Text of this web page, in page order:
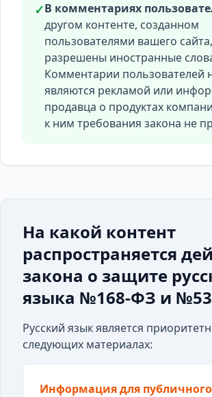
✓В комментариях
другом контенте, созданном
пользователями вашего сайта,
разрешены иностранные
Комментарии пользователей
являются рекламой или
продавца о продуктах
к ним требования закона не
На какой контент
распространяется
закона о защите
языка №168-ФЗ и
Русский язык является
следующих материалах:
Информация для публичного